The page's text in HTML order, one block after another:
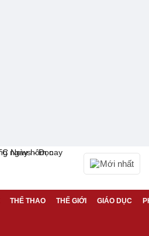
Mới nhất
THỂ THAO THẾ GIỚI GIÁO DỤC